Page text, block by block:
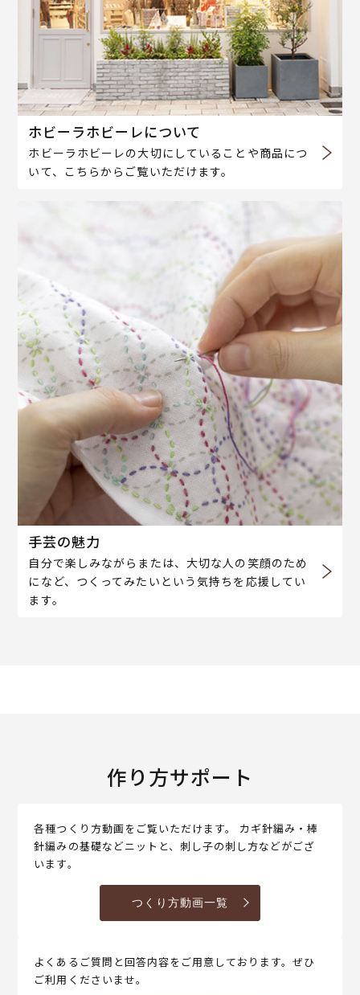
ホビーラホビーレについて
ホビーラホビーレの大切にしていることや商品につ
いて、こちらからご覧いただけます。
手芸の魅力
自分で楽しみながらまたは、大切な人の笑顔のため
になど、つくってみたいという気持ちを応援してい
ます。
作り方サポート
各種つくり方動画をご覧いただけます。 カギ針編み・棒
針編みの基礎などニットと、刺し子の刺し方などがござ
います。
つくり方動画一覧
よくあるご質問と回答内容をご用意しております。ぜひ
ご利用くださいませ。